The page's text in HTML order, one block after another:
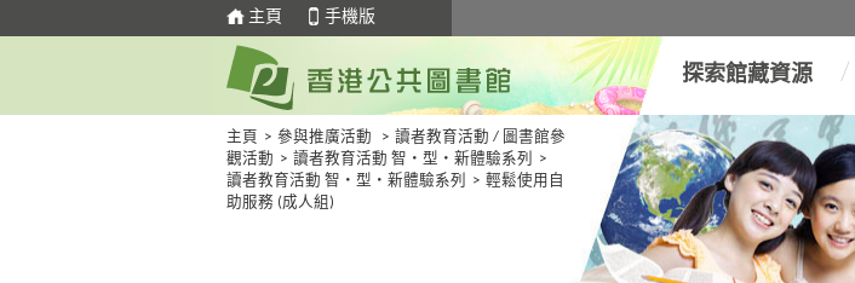
主頁 手機版
探索館藏資源
主頁 > 參與推廣活動 > 讀者教育活動 / 圖書館參
觀活動 > 讀者教育活動 智・型・新體驗系列
>
讀者教育活動 智・型・新體驗系列
> 輕鬆使用自
助服務 (成人組)